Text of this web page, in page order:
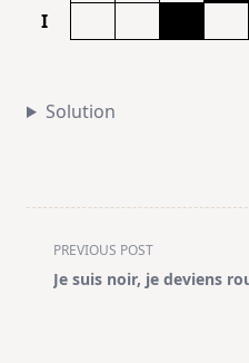
Solution
<span
class="nav-
PREVIOUS POST
Je suis noir, je deviens